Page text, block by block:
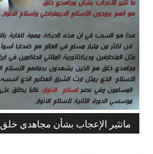
ماتثير الإعجاب بشأن مجاهدي خلق